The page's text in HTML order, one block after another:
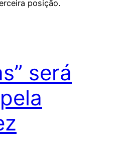
posição.
será